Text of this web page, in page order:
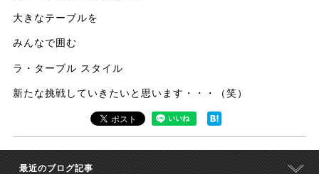
大きなテーブルを
みんなで囲む
ラ・ターブル スタイル
新たな挑戦していきたいと思います・・・（笑）
最近のブログ記事